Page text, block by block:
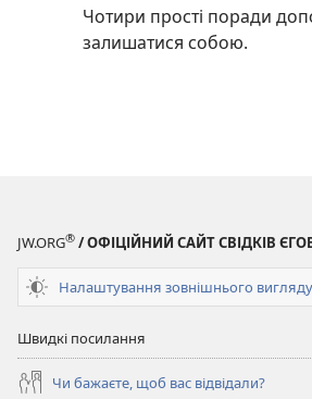
Чотири прості поради
залишатися собою.
JW.ORG® / ОФІЦІЙНИЙ САЙТ СВІДКІВ
Налаштування зовнішнього вигляду
Швидкі посилання
Чи бажаєте, щоб вас відвідали?